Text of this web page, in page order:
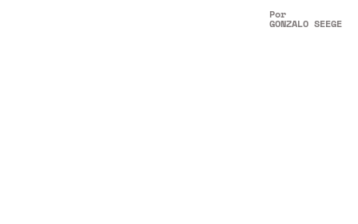
Por
GONZALO SEEGER